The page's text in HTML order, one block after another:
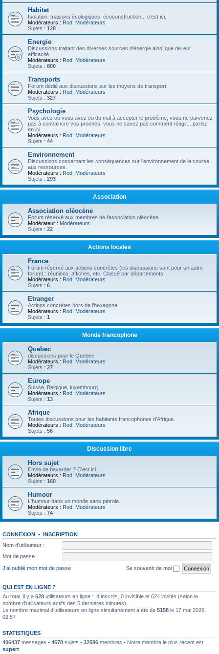
Habitat
Isolation, maisons écologiques, écoconstruction... c'est ici.
Modérateurs : Rod Modérateurs
Sujets : 128
Energie
Discussions traitant des diverses sources d'énergie ainsi que de leur
efficacité.
Modérateurs : Rod Modérateurs
Sujets : 800
Transports
Forum dédié aux discussions sur les moyens de transport.
Modérateurs : Rod Modérateurs
Sujets : 327
Psychologie
Vous avez ou vous avez eu du mal à accepter le problème, vous ne parvenez
pas à convaincre vos proches, vous ne savez pas comment réagir... parlez
en ici.
Modérateurs : Rod Modérateurs
Sujets : 44
Environnement
Discussions concernant les conséquences sur l'environnement de la course
aux ressources.
Modérateurs : Rod Modérateurs
Sujets : 293
Association
Association oléocène
Forum réservé aux membres de l'association oléocène
Modérateur : Modérateurs
Sujets : 22
Actions locales
France
Forum réservé aux actions concrètes (les discussions sont pour un autre
forum) : réunions, affiches, etc. Classé par départements.
Modérateurs : Rod Modérateurs
Sujets : 6
Etranger
Actions concrètes hors de l'hexagone
Modérateurs : Rod Modérateurs
Sujets : 1
Monde francophone
Quebec
discussions pour le Quebec.
Modérateurs : Rod Modérateurs
Sujets : 27
Europe
Suisse, Belgique, luxembourg...
Modérateurs : Rod Modérateurs
Sujets : 13
Afrique
Toutes discussions pour les habitants francophones d'Afrique.
Modérateurs : Rod Modérateurs
Sujets : 56
Discussion libre
Hors sujet
Envie de bavarder ? C'est ici.
Modérateurs : Rod Modérateurs
Sujets : 160
Humour
L'humour dans un monde sans pétrole.
Modérateurs : Rod Modérateurs
Sujets : 74
CONNEXION • INSCRIPTION
Nom d’utilisateur :
Mot de passe :
J’ai oublié mon mot de passe
Se souvenir de moi
QUI EST EN LIGNE ?
Au total, il y a 628 utilisateurs en ligne :: 4 inscrits, 0 invisible et 624 invités (selon le
nombre d’utilisateurs actifs des 5 dernières minutes)
Le nombre maximal d’utilisateurs en ligne simultanément a été de 5158 le 17 mai 2026,
02:57
STATISTIQUES
406437 messages • 4678 sujets • 32586 membres • Notre membre le plus récent est
supert